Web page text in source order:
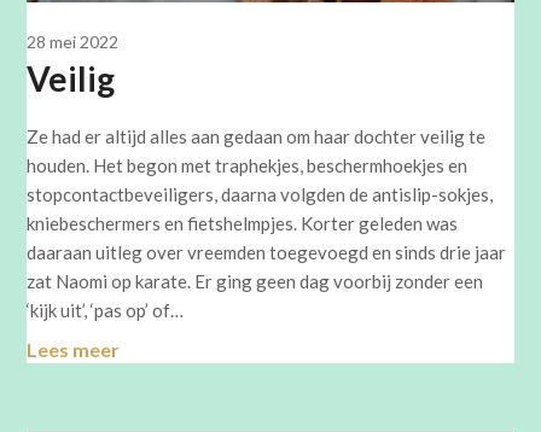
28 mei 2022
Veilig
Ze had er altijd alles aan gedaan om haar dochter veilig te
houden. Het begon met traphekjes, beschermhoekjes en
stopcontactbeveiligers, daarna volgden de antislip-sokjes,
kniebeschermers en fietshelmpjes. Korter geleden was
daaraan uitleg over vreemden toegevoegd en sinds drie jaar
zat Naomi op karate. Er ging geen dag voorbij zonder een
‘kijk uit’, ‘pas op’ of…
Lees meer